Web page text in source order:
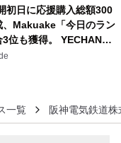
初日に応援購入総額300
、Makuake「今日のラン
3位も獲得。 YECHAN音
ウル第2弾の大型サイ
3XL）を先行販売中
一覧 阪神電気鉄道株